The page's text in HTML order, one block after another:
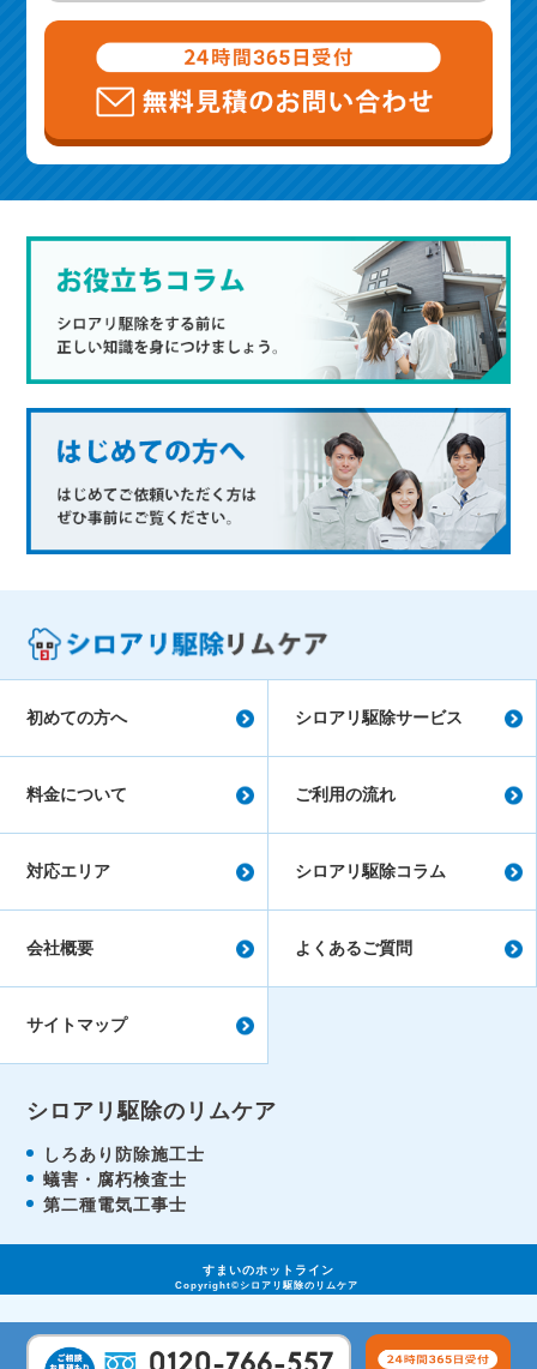
初めての方へ シロアリ駆除サービス
料金について ご利用の流れ
対応エリア シロアリ駆除コラム
会社概要 よくあるご質問
サイトマップ
シロアリ駆除のリムケア
しろあり防除施工士
蟻害・腐朽検査士
第二種電気工事士
Copyright© シロアリ駆除のリムケア
All Rights Reserved.
すまいのホットライン